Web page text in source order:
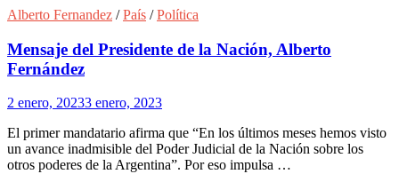
Alberto Fernandez /País /Política
Mensaje del Presidente de la Nación, Alberto
Fernández
2 enero, 20233 enero, 2023
El primer mandatario afirma que “En los últimos meses hemos visto
un avance inadmisible del Poder Judicial de la Nación sobre los
otros poderes de la Argentina”. Por eso impulsa …